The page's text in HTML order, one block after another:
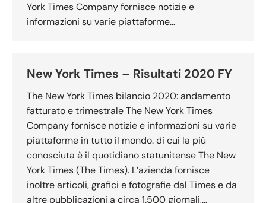
York Times Company fornisce notizie e
informazioni su varie piattaforme…
New York Times – Risultati 2020 FY
The New York Times bilancio 2020: andamento
fatturato e trimestrale The New York Times
Company fornisce notizie e informazioni su varie
piattaforme in tutto il mondo. di cui la più
conosciuta è il quotidiano statunitense The New
York Times (The Times). L’azienda fornisce
inoltre articoli, grafici e fotografie dal Times e da
altre pubblicazioni a circa 1.500 giornali,…